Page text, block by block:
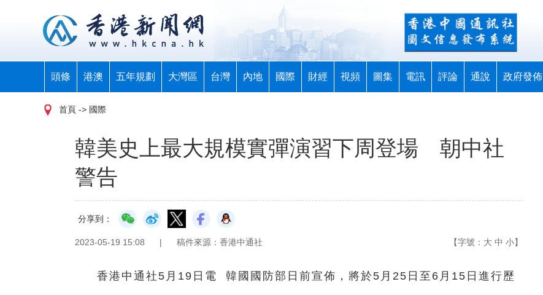
頭條 港澳 五年規劃 大灣區 台灣 內地 國際 財經 視頻 圖集 電訊 評論 通說 政府發佈
首頁 -> 國際
韓美史上最大規模實彈演習下周登場 朝中社
警告
分享到：
2023-05-19 15:08 | 稿件來源：香港中通社 【字號： 大 中 小】
香港中通社5月19日電 韓國國防部日前宣佈，將於5月25日至6月15日進行歷